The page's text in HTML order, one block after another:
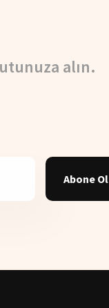
alın.
Abone Ol